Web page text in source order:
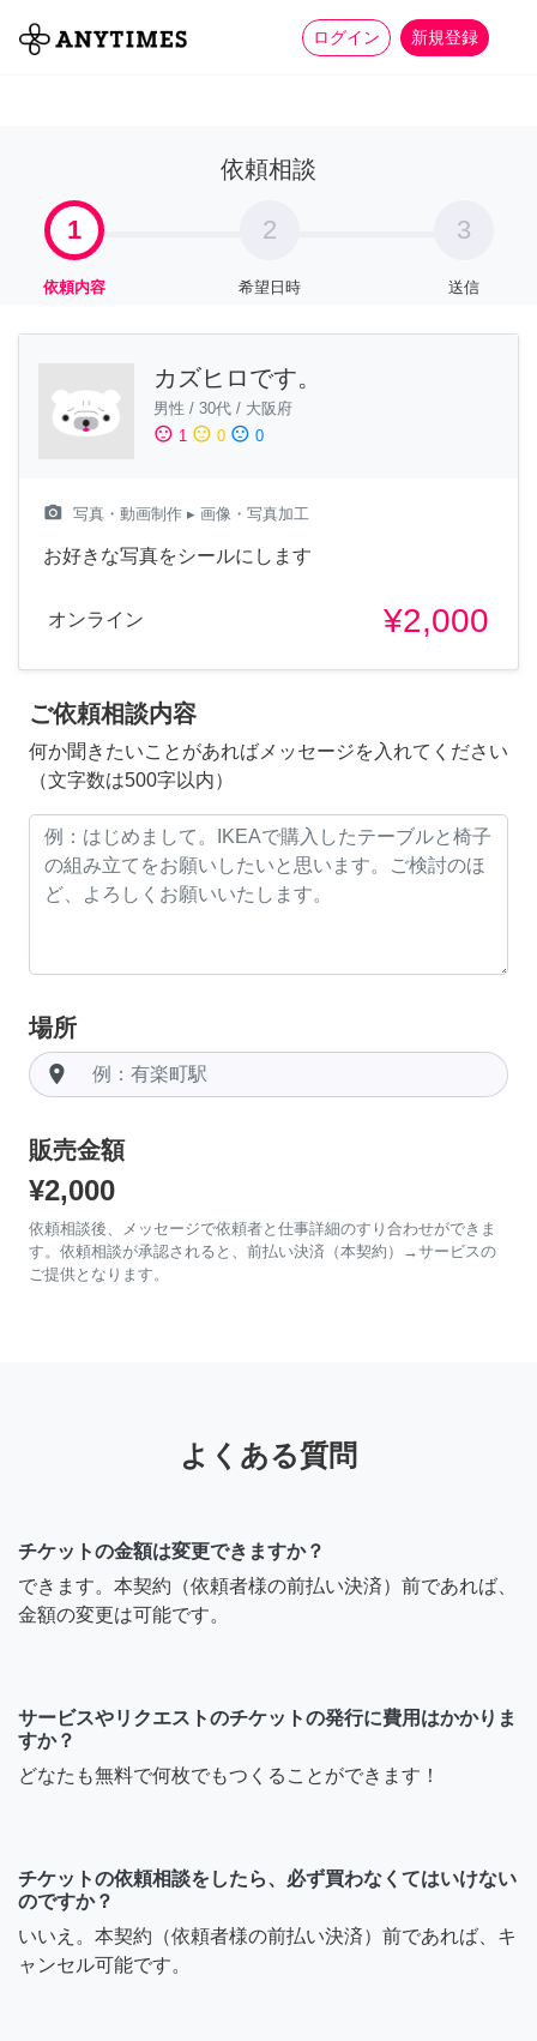
ログイン 新規登録
全て 家事 more_horiz
依頼相談
1
依頼内容
2
希望日時
3
送信
カズヒロです。
男性 / 30代 / 大阪府
sentiment_satisfied 1 sentiment_neutral 0 sentiment_dissatisfied 0
camera_alt 写真・動画制作 ▸ 画像・写真加工
お好きな写真をシールにします
オンライン ¥2,000
ご依頼相談内容
何か聞きたいことがあればメッセージを入れてください
（文字数は500字以内）
場所
room
販売金額
¥2,000
依頼相談後、メッセージで依頼者と仕事詳細のすり合わせができま
す。依頼相談が承認されると、前払い決済（本契約）→サービスの
ご提供となります。
よくある質問
チケットの金額は変更できますか？
できます。本契約（依頼者様の前払い決済）前であれば、
金額の変更は可能です。
サービスやリクエストのチケットの発行に費用はかかりま
すか？
どなたも無料で何枚でもつくることができます！
チケットの依頼相談をしたら、必ず買わなくてはいけない
のですか？
いいえ。本契約（依頼者様の前払い決済）前であれば、キ
ャンセル可能です。